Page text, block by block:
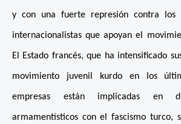
y con una fuerte represión contra los
internacionalistas que apoyan el
El Estado francés, que ha intensificado
movimiento juvenil kurdo en los
empresas están implicadas en
armamentísticos con el fascismo turco,